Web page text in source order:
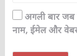
अगली बार जब
नाम, ईमेल और